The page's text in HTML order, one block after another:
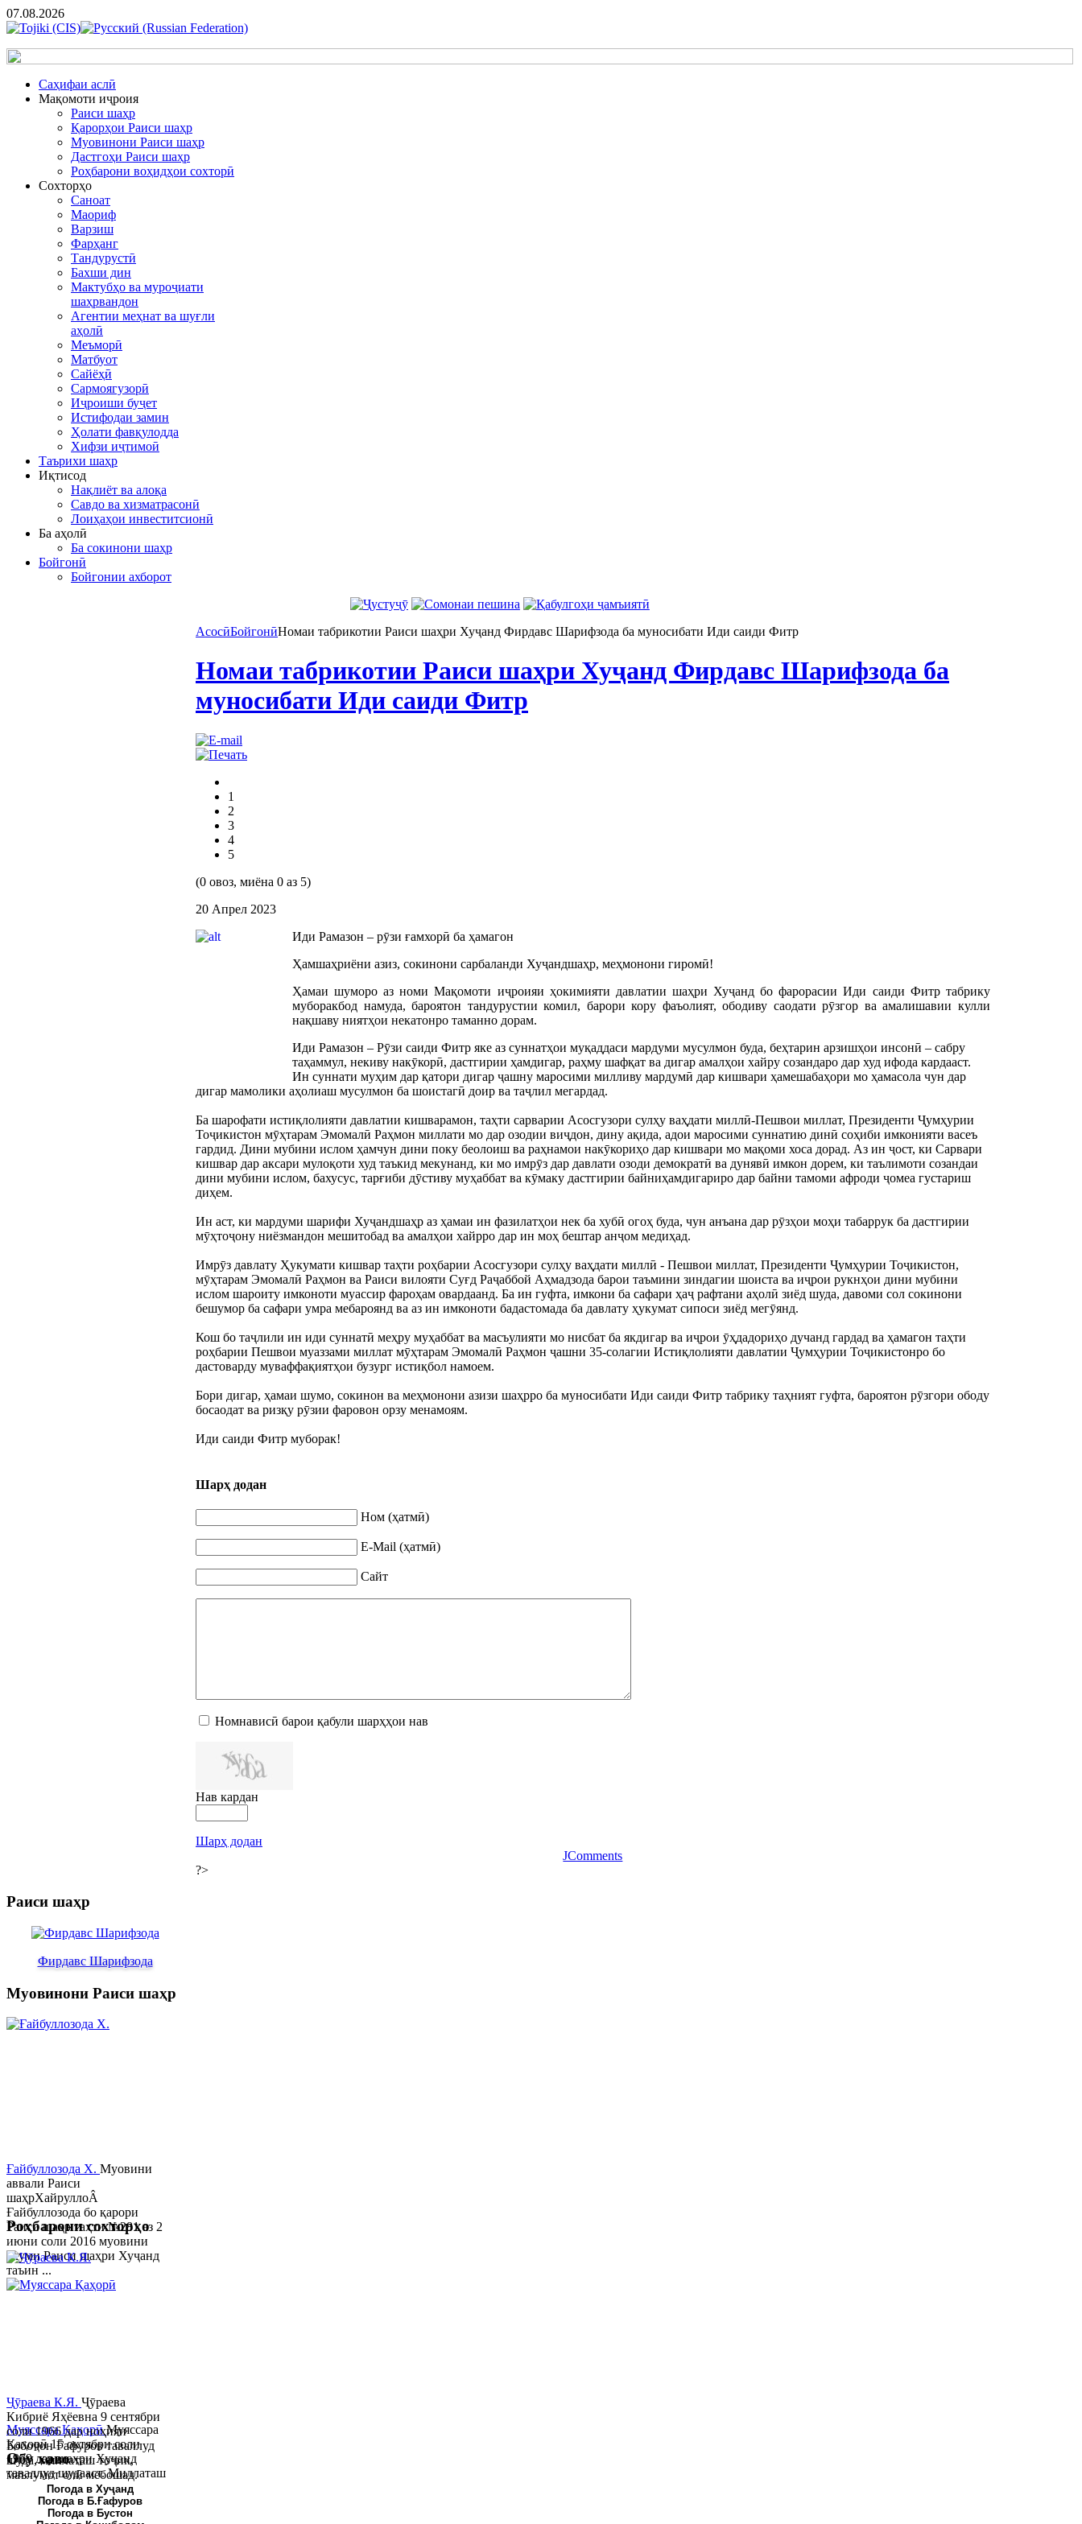
07.08.2026
Cаҳифаи аслӣ
Мақомоти иҷроия
Раиси шаҳр
Қарорҳои Раиси шаҳр
Муовинони Раиси шаҳр
Дастгоҳи Раиси шаҳр
Роҳбарони воҳидҳои сохторӣ
Сохторҳо
Саноат
Маориф
Варзиш
Фарҳанг
Тандурустӣ
Бахши дин
Мактубҳо ва муроҷиати
шаҳрвандон
Агентии меҳнат ва шуғли
аҳолӣ
Меъморӣ
Матбуот
Сайёҳӣ
Сармоягузорӣ
Иҷроиши буҷет
Истифодаи замин
Ҳолати фавқулодда
Хифзи иҷтимоӣ
Таърихи шаҳр
Иқтисод
Нақлиёт ва алоқа
Савдо ва хизматрасонӣ
Лоиҳаҳои инвеститсионӣ
Ба аҳолӣ
Ба сокинони шаҳр
Бойгонӣ
Бойгонии ахборот
АсосӣБойгонӣНомаи табрикотии Раиси шаҳри Хуҷанд Фирдавс Шарифзода ба муносибати Иди саиди Фитр
Номаи табрикотии Раиси шаҳри Хуҷанд Фирдавс Шарифзода ба
муносибати Иди саиди Фитр
1
2
3
4
5
(0 овоз, миёна 0 аз 5)
20 Апрел 2023
Иди Рамазон – рӯзи ғамхорӣ ба ҳамагон
Ҳамшаҳриёни азиз, сокинони сарбаланди Хуҷандшаҳр, меҳмонони гиромӣ!
Ҳамаи шуморо аз номи Мақомоти иҷроияи ҳокимияти давлатии шаҳри Хуҷанд бо фарорасии Иди саиди Фитр табрику
муборакбод намуда, бароятон тандурустии комил, барори кору фаъолият, ободиву саодати рӯзгор ва амалишавии кулли
нақшаву ниятҳои некатонро таманно дорам.
Иди Рамазон – Рӯзи саиди Фитр яке аз суннатҳои муқаддаси мардуми мусулмон буда, беҳтарин арзишҳои инсонӣ – сабру
таҳаммул, некиву накӯкорӣ, дастгирии ҳамдигар, раҳму шафқат ва дигар амалҳои хайру созандаро дар худ ифода кардааст.
Ин суннати муҳим дар қатори дигар ҷашну маросими милливу мардумӣ дар кишвари ҳамешабаҳори мо ҳамасола чун дар
дигар мамолики аҳолиаш мусулмон ба шоистагӣ доир ва таҷлил мегардад.
Ба шарофати истиқлолияти давлатии кишварамон, таҳти сарварии Асосгузори сулҳу ваҳдати миллӣ-Пешвои миллат, Президенти Ҷумҳурии
Тоҷикистон мӯҳтарам Эмомалӣ Раҳмон миллати мо дар озодии виҷдон, дину ақида, адои маросими суннатию динӣ соҳиби имконияти васеъ
гардид. Дини мубини ислом ҳамчун дини поку беолоиш ва раҳнамои накӯкориҳо дар кишвари мо мақоми хоса дорад. Аз ин ҷост, ки Сарвари
кишвар дар аксари мулоқоти худ таъкид мекунанд, ки мо имрӯз дар давлати озоди демократӣ ва дунявӣ имкон дорем, ки таълимоти созандаи
дини мубини ислом, бахусус, тарғиби дӯстиву муҳаббат ва кӯмаку дастгирии байниҳамдигариро дар байни тамоми афроди ҷомеа густариш
диҳем.
Ин аст, ки мардуми шарифи Хуҷандшаҳр аз ҳамаи ин фазилатҳои нек ба хубӣ огоҳ буда, чун анъана дар рӯзҳои моҳи табаррук ба дастгирии
мӯҳтоҷону ниёзмандон мешитобад ва амалҳои хайрро дар ин моҳ бештар анҷом медиҳад.
Имрӯз давлату Ҳукумати кишвар таҳти роҳбарии Асосгузори сулҳу ваҳдати миллӣ - Пешвои миллат, Президенти Ҷумҳурии Тоҷикистон,
мӯҳтарам Эмомалӣ Раҳмон ва Раиси вилояти Суғд Раҷаббой Аҳмадзода барои таъмини зиндагии шоиста ва иҷрои рукнҳои дини мубини
ислом шароиту имконоти муассир фароҳам овардаанд. Ба ин гуфта, имкони ба сафари ҳаҷ рафтани аҳолӣ зиёд шуда, давоми сол сокинони
бешумор ба сафари умра мебароянд ва аз ин имконоти бадастомада ба давлату ҳукумат сипоси зиёд мегӯянд.
Кош бо таҷлили ин иди суннатӣ меҳру муҳаббат ва масъулияти мо нисбат ба якдигар ва иҷрои ӯҳдадориҳо дучанд гардад ва ҳамагон таҳти
роҳбарии Пешвои муаззами миллат мӯҳтарам Эмомалӣ Раҳмон ҷашни 35-солагии Истиқлолияти давлатии Ҷумҳурии Тоҷикистонро бо
дастоварду муваффақиятҳои бузург истиқбол намоем.
Бори дигар, ҳамаи шумо, сокинон ва меҳмонони азизи шаҳрро ба муносибати Иди саиди Фитр табрику таҳният гуфта, бароятон рӯзгори ободу
босаодат ва ризқу рӯзии фаровон орзу менамоям.
Иди саиди Фитр муборак!
Шарҳ додан
Ном (ҳатмӣ)
E-Mail (ҳатмӣ)
Сайт
Номнависӣ барои қабули шарҳҳои нав
Нав кардан
Шарҳ додан
JComments
?>
Раиси шаҳр
Фирдавс Шарифзода
Муовинони Раиси шаҳр
Ғайбуллозода Х. Муовини
аввали Раиси
шаҳрХайруллоÂ
Ғайбуллозода бо қарори
Раиси шаҳр таҳти №281 аз 2
июни соли 2016 муовини
якуми Раиси шаҳри Хуҷанд
таъин ...
Муяссара ҚаҳорӣМуяссара
Қаҳорӣ 15 октябри соли
1979 дар шаҳри Хуҷанд
таваллуд шудааст. Миллаташ
тоҷик. Маълумот олӣ. Соли
2002 Донишгоҳи давлатии
Хуҷанд ба...
Роҳбарони сохторҳо
Ҷӯраева К.Я. Ҷӯраева
Кибриё Яҳёевна 9 сентябри
соли 1966 дар ноҳияи
Бобоҷон Ғафуров таваллуд
шуда, миллаташ тоҷик,
маълумот олӣ мебошад.
Соли 1997 Донишг...
Обу хаво
Погода в Хуҷанд
Погода в Б.Ғафуров
Погода в Бустон